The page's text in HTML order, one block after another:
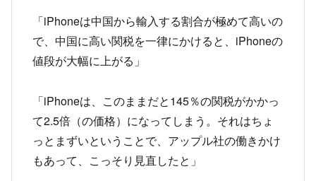
「iPhoneは中国から輸入する割合が極めて高いの
で、中国に高い関税を一律にかけると、iPhoneの
値段が大幅に上がる」
「iPhoneは、このままだと145％の関税がかかっ
て2.5倍（の価格）になってしまう。それはちょ
っとまずいということで、アップル社の働きかけ
もあって、こっそり見直したと」